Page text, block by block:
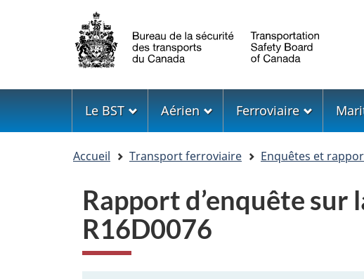
Sélection
de
la
langue
Menu
Le BST Aérien Ferroviaire
Accueil Transport ferroviaire Enquêtes et
Rapport d’enquête
R16D0076